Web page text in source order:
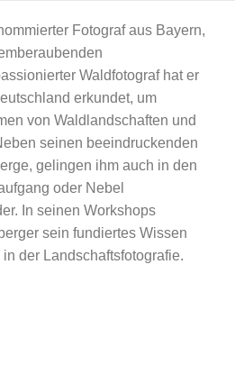
Fotograf aus Bayern,
Waldfotograf hat er
erkundet, um
von Waldlandschaften und
seinen beeindruckenden
gelingen ihm auch in den
oder Nebel
In seinen Workshops
sein fundiertes Wissen
der Landschaftsfotografie.